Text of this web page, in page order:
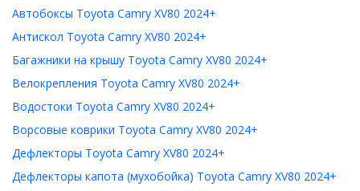
Автобоксы Toyota Camry XV80 2024+
Антискол Toyota Camry XV80 2024+
Багажники на крышу Toyota Camry XV80 2024+
Велокрепления Toyota Camry XV80 2024+
Водостоки Toyota Camry XV80 2024+
Ворсовые коврики Toyota Camry XV80 2024+
Дефлекторы Toyota Camry XV80 2024+
Дефлекторы капота (мухобойка) Toyota Camry XV80 2024+